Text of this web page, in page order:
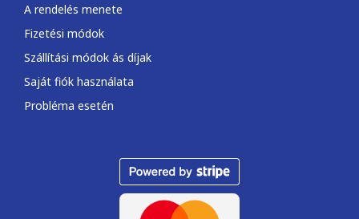
A rendelés menete
Fizetési módok
Szállítási módok ás díjak
Saját fiók használata
Probléma esetén